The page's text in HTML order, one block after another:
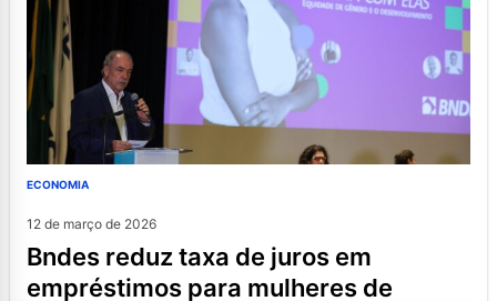
ECONOMIA
12 de março de 2026
bndes reduz taxa de juros em
empréstimos para mulheres de